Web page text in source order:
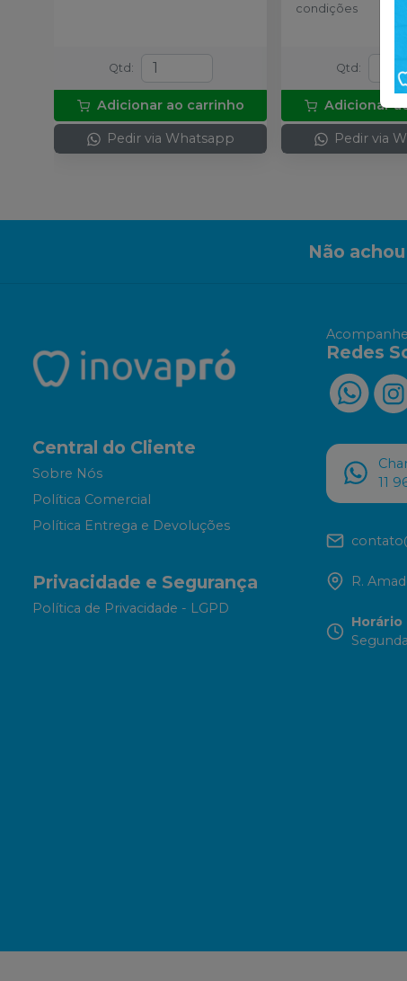
Qtd :
Adicionar ao carrinho
Pedir via Whatsapp
condições
Qtd :
Adicionar
Pedir via
Não
Central do Cliente
Sobre Nós
Política Comercial
Política Entrega e Devoluções
Privacidade e Segurança
Política de Privacidade - LGPD
Redes
11
R.